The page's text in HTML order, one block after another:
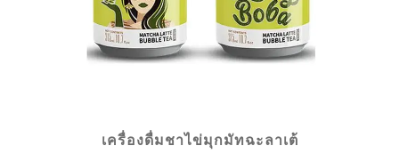
เครื่องดื่มชาไข่มุกมัทฉะลาเต้